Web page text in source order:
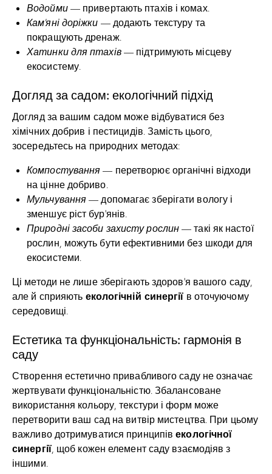
Водойми— привертають птахів і комах.
Кам’яні доріжки — додають текстуру та
покращують дренаж.
Хатинки для птахів— підтримують місцеву
екосистему.
Догляд за садом: екологічний підхід
Догляд за вашим садом може відбуватися без
хімічних добрив і пестицидів. Замість цього,
зосередьтесь на природних методах:
Компостування — перетворює органічні відходи
на цінне добриво.
Мульчування — допомагає зберігати вологу і
зменшує ріст бур’янів.
Природні засоби захисту рослин — такі як настої
рослин, можуть бути ефективними без шкоди для
екосистеми.
Ці методи не лише зберігають здоров’я вашого саду,
але й сприяють екологічній синергії в оточуючому
середовищі.
Естетика та функціональність: гармонія в
саду
Створення естетично привабливого саду не означає
жертвувати функціональністю. Збалансоване
використання кольору, текстури і форм може
перетворити ваш сад на витвір мистецтва. При цьому
важливо дотримуватися принципівекологічної
синергії, щоб кожен елемент саду взаємодіяв з
іншими.